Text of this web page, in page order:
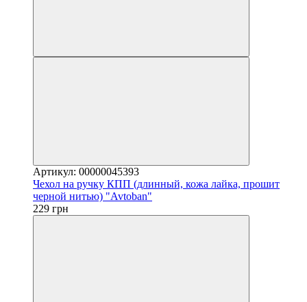
Артикул: 00000045393
Чехол на ручку КПП (длинный, кожа лайка, прошит
черной нитью) "Avtoban"
229 грн